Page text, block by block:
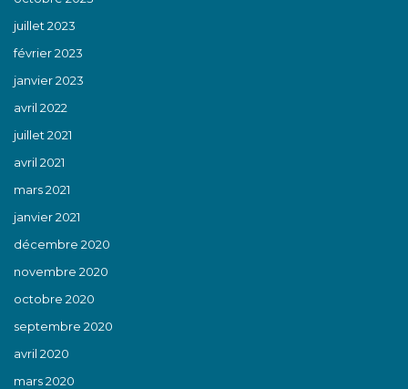
juillet 2023
février 2023
janvier 2023
avril 2022
juillet 2021
avril 2021
mars 2021
janvier 2021
décembre 2020
novembre 2020
octobre 2020
septembre 2020
avril 2020
mars 2020